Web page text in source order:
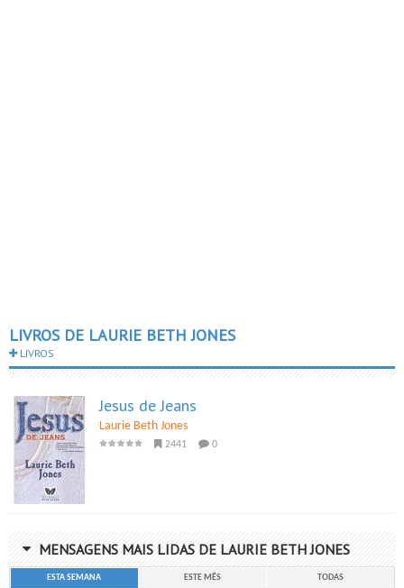
LIVROS DE LAURIE BETH JONES
LIVROS
Jesus de Jeans
Laurie Beth Jones
2441 0
MENSAGENS MAIS LIDAS DE LAURIE BETH JONES
ESTA SEMANA ESTE MÊS TODAS